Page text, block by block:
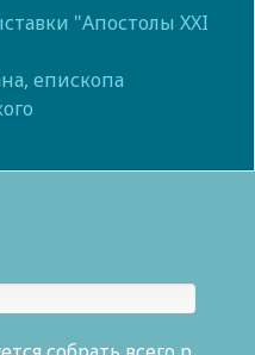
"Апостолы XXI
епископа